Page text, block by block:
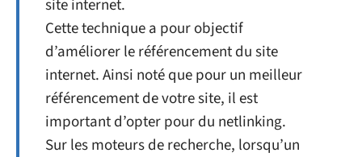
site internet.
Cette technique a pour objectif
d’améliorer le référencement du site
internet. Ainsi noté que pour un meilleur
référencement de votre site, il est
important d’opter pour du netlinking.
Sur les moteurs de recherche, lorsqu’un